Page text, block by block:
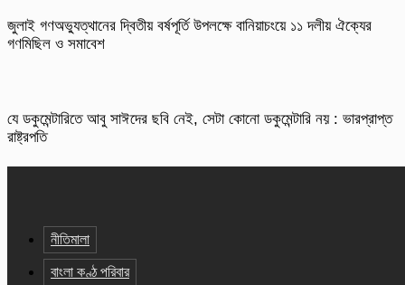
জুলাই গণঅভ্যুত্থানের দ্বিতীয় বর্ষপূর্তি উপলক্ষে বানিয়াচংয়ে ১১ দলীয় ঐক্যের
গণমিছিল ও সমাবেশ
যে ডকুমেন্টারিতে আবু সাঈদের ছবি নেই, সেটা কোনো ডকুমেন্টারি নয় : ভারপ্রাপ্ত
রাষ্ট্রপতি
নীতিমালা
বাংলা কণ্ঠ পরিবার